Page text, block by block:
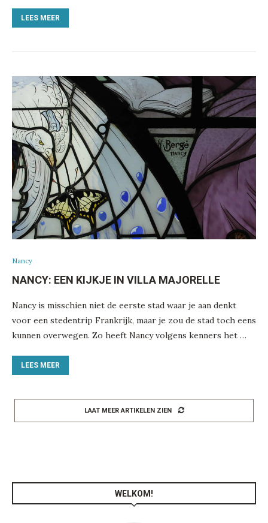
LEES MEER
Nancy
NANCY: EEN KIJKJE IN VILLA MAJORELLE
Nancy is misschien niet de eerste stad waar je aan denkt
voor een stedentrip Frankrijk, maar je zou de stad toch eens
kunnen overwegen. Zo heeft Nancy volgens kenners het …
LEES MEER
LAAT MEER ARTIKELEN ZIEN
WELKOM!